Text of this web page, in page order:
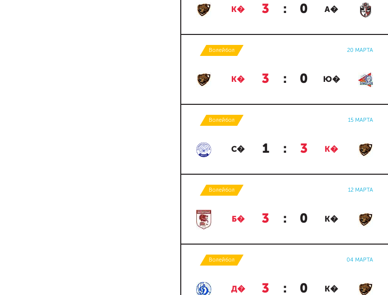
К� 3 : 0 А�
Волейбол 20 МАРТА
К� 3 : 0 Ю�
Волейбол 15 МАРТА
С� 1 : 3 К�
Волейбол 12 МАРТА
Б� 3 : 0 К�
Волейбол 04 МАРТА
Д� 3 : 0 К�